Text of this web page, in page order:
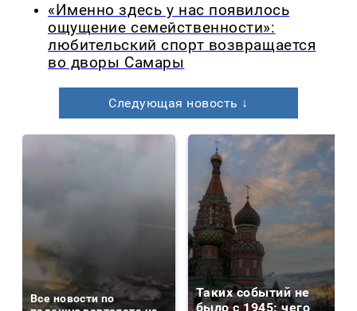
«Именно здесь у нас появилось
ощущение семейственности»:
любительский спорт возвращается
во дворы Самары
Следующая новость ↓
Все новости по
Таких событий не
было с 1945: чего